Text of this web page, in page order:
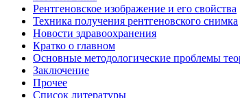
Рентгеновское изображение и его свойства
Техника получения рентгеновского снимка
Новости здравоохранения
Кратко о главном
Основные методологические проблемы
Заключение
Прочее
Список литературы